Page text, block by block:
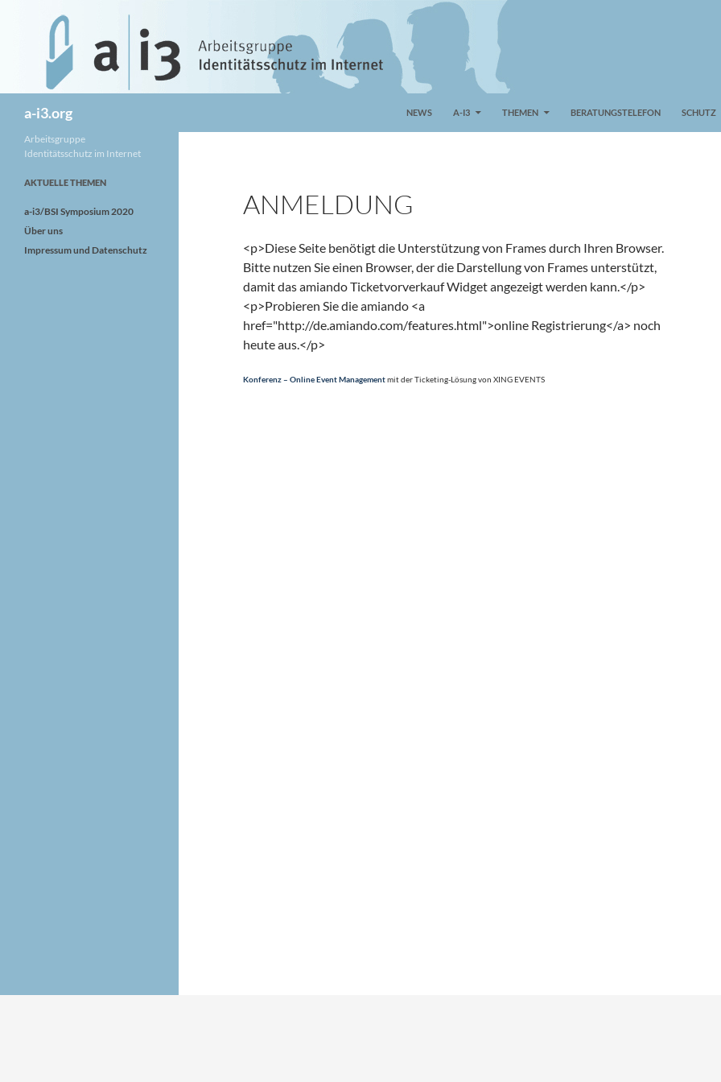
a-i3.org NEWS A-I3 THEMEN BERATUNGSTELEFON SCHUTZ
ANMELDUNG
<p>Diese Seite benötigt die Unterstützung von Frames durch Ihren Browser.
Bitte nutzen Sie einen Browser, der die Darstellung von Frames unterstützt,
damit das amiando Ticketvorverkauf Widget angezeigt werden kann.</p>
<p>Probieren Sie die amiando <a
href="http://de.amiando.com/features.html">online Registrierung</a> noch
heute aus.</p>
Konferenz – Online Event Managementmit der Ticketing-Lösung von XING EVENTS
Arbeitsgruppe
Identitätsschutz im Internet
AKTUELLE THEMEN
a-i3/BSI Symposium 2020
Über uns
Impressum und Datenschutz